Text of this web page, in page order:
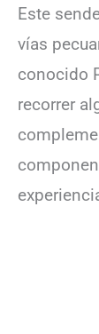
Este
vías
conocido
recorrer